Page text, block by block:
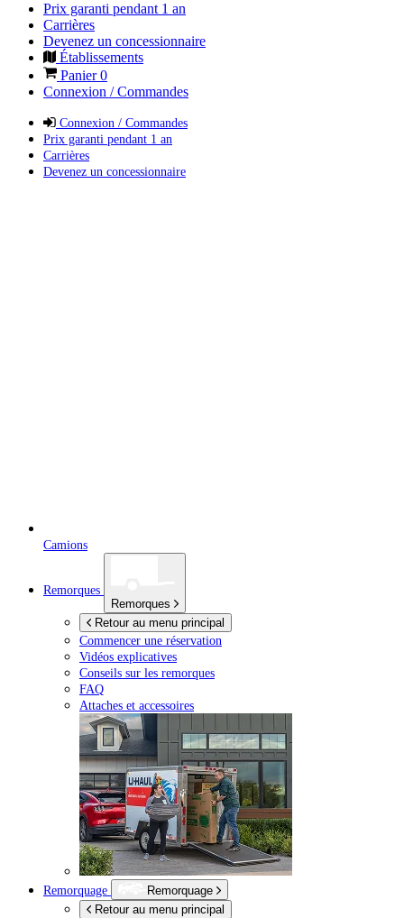
Prix garanti pendant 1 an
Carrières
Devenez un concessionnaire
Établissements
Panier0
Connexion / Commandes
Connexion / Commandes
Prix garanti pendant 1 an
Carrières
Devenez un concessionnaire
Camions
Remorques
Remorques
Retour au menu principal
Commencer une réservation
Vidéos explicatives
Conseils sur les remorques
FAQ
Attaches et accessoires
Remorquage
Remorquage
Retour au menu principal